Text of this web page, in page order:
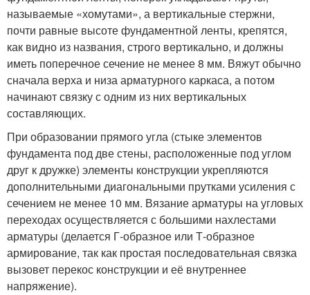
называемые «хомутами», а вертикальные стержни,
почти равные высоте фундаментной ленты, крепятся,
как видно из названия, строго вертикально, и должны
иметь поперечное сечение не менее 8 мм. Вяжут обычно
сначала верха и низа арматурного каркаса, а потом
начинают связку с одним из них вертикальных
составляющих.
При образовании прямого угла (стыке элементов
фундамента под две стены, расположенные под углом
друг к дружке) элементы конструкции укрепляются
дополнительными диагональными прутками усиления с
сечением не менее 10 мм. Вязание арматуры на угловых
переходах осуществляется с большими нахлестами
арматуры (делается Г-образное или Т-образное
армирование, так как простая последовательная связка
вызовет перекос конструкции и её внутреннее
напряжение).